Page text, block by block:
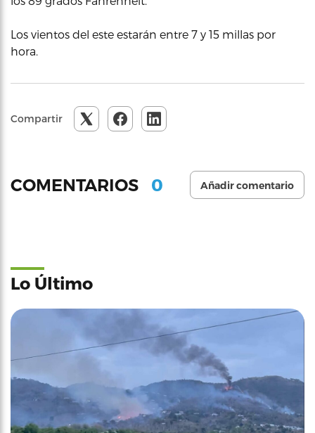
Los vientos del este estarán entre 7 y 15 millas por
hora.
Compartir
COMENTARIOS 0 Añadir comentario
Lo Último